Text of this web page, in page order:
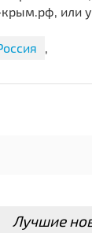
или
,
Лучшие